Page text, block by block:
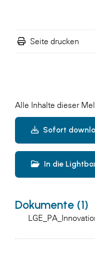
Seite drucken
Alle Inhalte dieser
Sofort
In die
Dokumente (1)